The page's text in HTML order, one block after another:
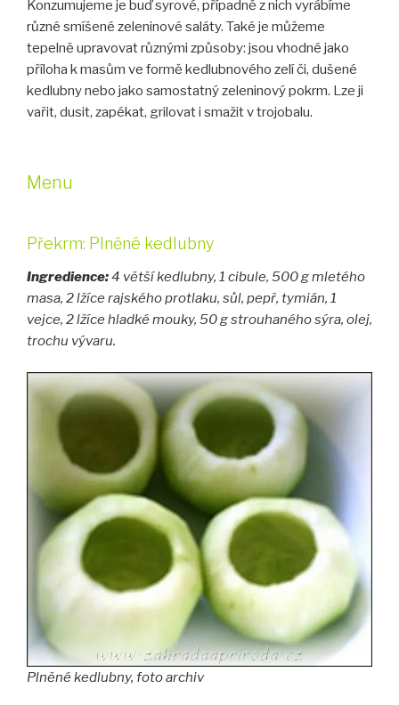
Konzumujeme je buď syrové, případně z nich vyrábíme
různé smíšené zeleninové saláty. Také je můžeme
tepelně upravovat různými způsoby: jsou vhodné jako
příloha k masům ve formě kedlubnového zelí či, dušené
kedlubny nebo jako samostatný zeleninový pokrm. Lze ji
vařit, dusit, zapékat, grilovat i smažit v trojobalu.
Menu
Překrm: Plněné kedlubny
Ingredience:4 větší kedlubny, 1 cibule, 500 g mletého
masa, 2 lžíce rajského protlaku, sůl, pepř, tymián, 1
vejce, 2 lžíce hladké mouky, 50 g strouhaného sýra, olej,
trochu vývaru.
Plněné kedlubny, foto archiv